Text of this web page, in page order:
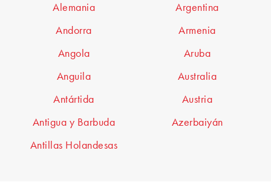
Alemania
Andorra
Angola
Anguila
Antártida
Antigua y Barbuda
Antillas Holandesas
Argentina
Armenia
Aruba
Australia
Austria
Azerbaiyán